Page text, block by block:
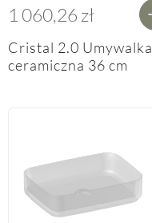
1 060,26 zł
Cristal 2.0 Umywalka
ceramiczna 36 cm